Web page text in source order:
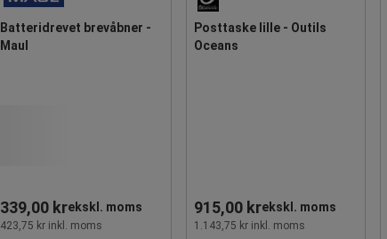
Batteridrevet brevåbner -
Maul
339,00 krekskl. moms
423,75 kr inkl. moms
Posttaske lille - Outils
Oceans
915,00 krekskl. moms
1.143,75 kr inkl. moms